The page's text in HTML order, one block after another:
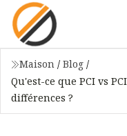
Maison / Blog /
Qu'est-ce que PCI vs
différences ?